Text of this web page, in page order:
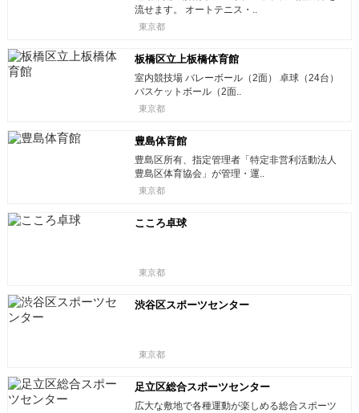
流せます。 オートテニス・..
東京都
板橋区立上板橋体育館
室内競技場 バレーボール（2面） 卓球（24台）
バスケットボール（2面..
東京都
豊島体育館
豊島区所有、指定管理者「特定非営利活動法人
豊島区体育協会」が管理・運..
東京都
こころ卓球
東京都
渋谷区スポーツセンター
東京都
足立区総合スポーツセンター
広大な敷地で各種運動が楽しめる総合スポーツ